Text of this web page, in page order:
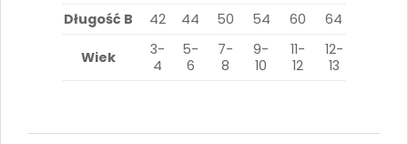
Długość B 42 44 50 54 60 64
Wiek
3-
4
5-
6
7-
8
9-
10
11-
12
12-
13